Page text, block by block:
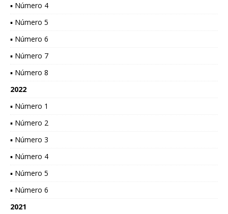
▪ Número 4
▪ Número 5
▪ Número 6
▪ Número 7
▪ Número 8
2022
▪ Número 1
▪ Número 2
▪ Número 3
▪ Número 4
▪ Número 5
▪ Número 6
2021